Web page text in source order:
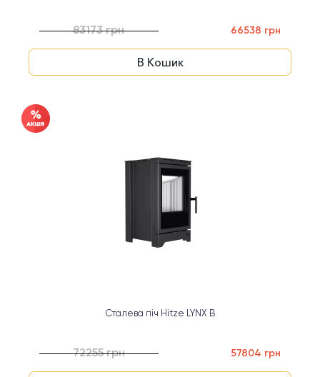
83173 грн 66538 грн
В Кошик
Сталева піч Hitze LYNX B
72255 грн 57804 грн